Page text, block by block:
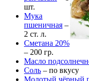
шт.
Мука
пшеничная –
2 ст. л.
Сметана 20%
– 200 гр.
Масло
Соль – по вкусу
Молотый чёрный